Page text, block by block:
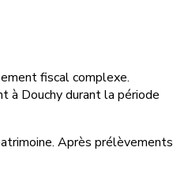
fiscal complexe.
à Douchy durant la période
Après prélèvements